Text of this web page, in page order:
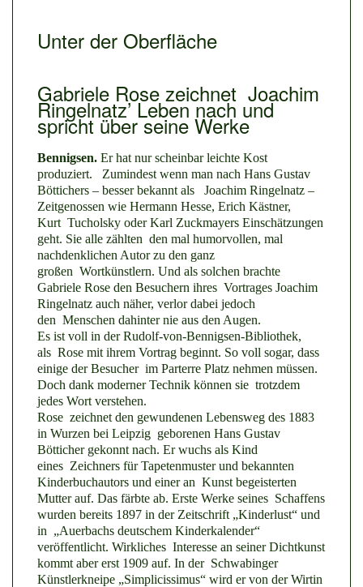
Unter der Oberfläche
Gabriele Rose zeichnet Joachim
Ringelnatz’ Leben nach und
spricht über seine Werke
Bennigsen. Er hat nur scheinbar leichte Kost
produziert. Zumindest wenn man nach Hans Gustav
Böttichers – besser bekannt als Joachim Ringelnatz –
Zeitgenossen wie Hermann Hesse, Erich Kästner,
Kurt Tucholsky oder Karl Zuckmayers Einschätzungen
geht. Sie alle zählten den mal humorvollen, mal
nachdenklichen Autor zu den ganz
großen Wortkünstlern. Und als solchen brachte
Gabriele Rose den Besuchern ihres Vortrages Joachim
Ringelnatz auch näher, verlor dabei jedoch
den Menschen dahinter nie aus den Augen.
Es ist voll in der Rudolf-von-Bennigsen-Bibliothek,
als Rose mit ihrem Vortrag beginnt. So voll sogar, dass
einige der Besucher im Parterre Platz nehmen müssen.
Doch dank moderner Technik können sie trotzdem
jedes Wort verstehen.
Rose zeichnet den gewundenen Lebensweg des 1883
in Wurzen bei Leipzig geborenen Hans Gustav
Bötticher gekonnt nach. Er wuchs als Kind
eines Zeichners für Tapetenmuster und bekannten
Kinderbuchautors und einer an Kunst begeisterten
Mutter auf. Das färbte ab. Erste Werke seines Schaffens
wurden bereits 1897 in der Zeitschrift „Kinderlust“ und
in „Auerbachs deutschem Kinderkalender“
veröffentlicht. Wirkliches Interesse an seiner Dichtkunst
kommt aber erst 1909 auf. In der Schwabinger
Künstlerkneipe „Simplicissimus“ wird er von der Wirtin